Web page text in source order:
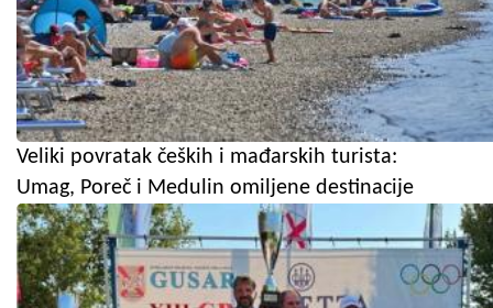
Veliki povratak čeških i mađarskih turista:
Umag, Poreč i Medulin omiljene destinacije